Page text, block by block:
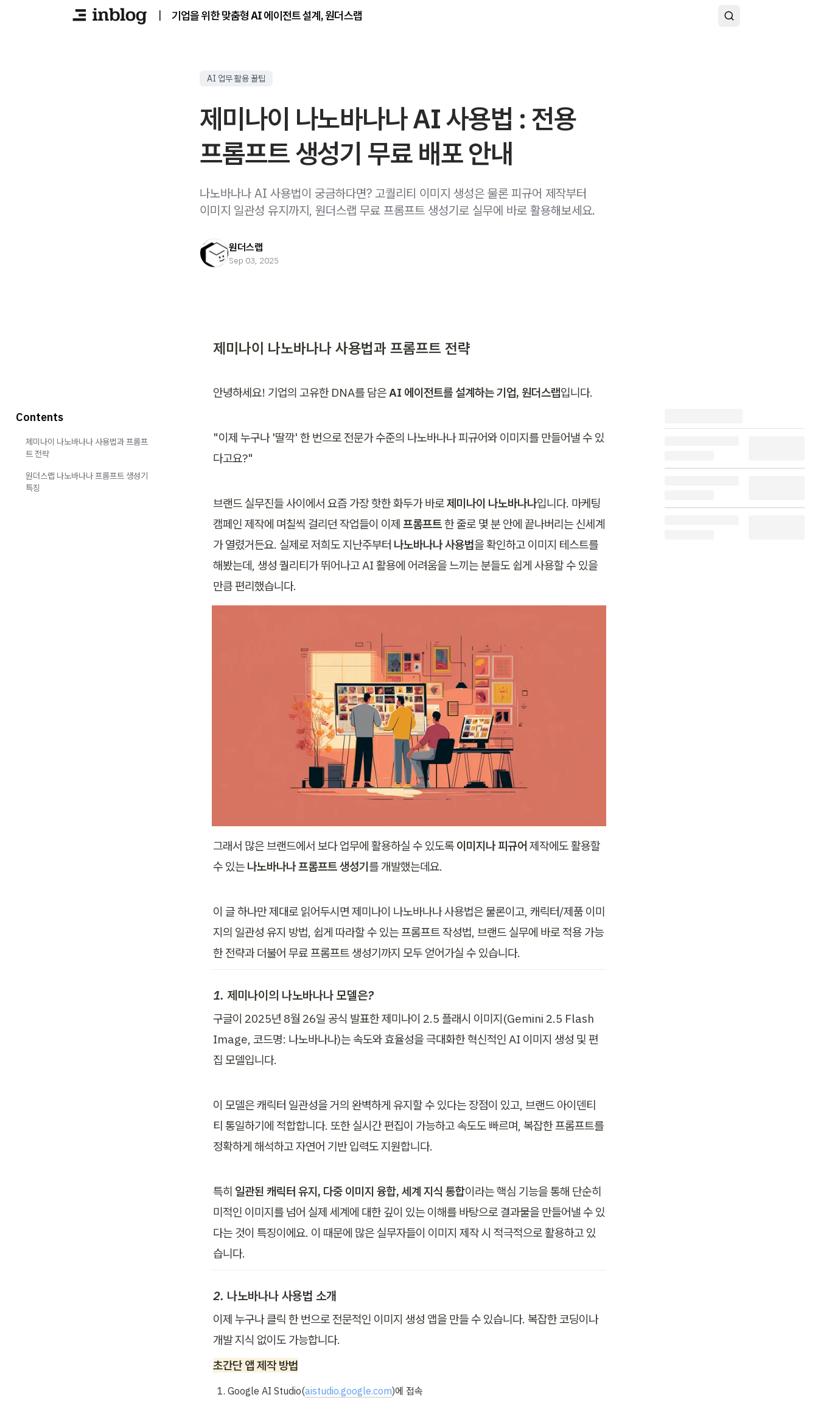
| 기업을 위한 맞춤형 AI 에이전트 설계, 원더스랩
AI 업무 활용 꿀팁
제미나이 나노바나나 AI 사용법 : 전용
프롬프트 생성기 무료 배포 안내
나노바나나 AI 사용법이 궁금하다면? 고퀄리티 이미지 생성은 물론 피규어 제작부터
이미지 일관성 유지까지, 원더스랩 무료 프롬프트 생성기로 실무에 바로 활용해보세요.
원더스랩
Sep 03, 2025
제미나이 나노바나나 사용법과 프롬프트 전략
안녕하세요! 기업의 고유한 DNA를 담은 AI 에이전트를 설계하는 기업, 원더스랩입니다.
"이제 누구나 '딸깍' 한 번으로 전문가 수준의 나노바나나 피규어와 이미지를 만들어낼 수 있
다고요?"
브랜드 실무진들 사이에서 요즘 가장 핫한 화두가 바로 제미나이 나노바나나입니다. 마케팅
캠페인 제작에 며칠씩 걸리던 작업들이 이제 프롬프트 한 줄로 몇 분 안에 끝나버리는 신세계
가 열렸거든요. 실제로 저희도 지난주부터 나노바나나 사용법을 확인하고 이미지 테스트를
해봤는데, 생성 퀄리티가 뛰어나고 AI 활용에 어려움을 느끼는 분들도 쉽게 사용할 수 있을
만큼 편리했습니다.
그래서 많은 브랜드에서 보다 업무에 활용하실 수 있도록 이미지나 피규어 제작에도 활용할
수 있는 나노바나나 프롬프트 생성기를 개발했는데요.
이 글 하나만 제대로 읽어두시면 제미나이 나노바나나 사용법은 물론이고, 캐릭터/제품 이미
지의 일관성 유지 방법, 쉽게 따라할 수 있는 프롬프트 작성법, 브랜드 실무에 바로 적용 가능
한 전략과 더불어 무료 프롬프트 생성기까지 모두 얻어가실 수 있습니다.
1. 제미나이의 나노바나나 모델은?
구글이 2025년 8월 26일 공식 발표한 제미나이 2.5 플래시 이미지(Gemini 2.5 Flash
Image, 코드명: 나노바나나)는 속도와 효율성을 극대화한 혁신적인 AI 이미지 생성 및 편
집 모델입니다.
이 모델은 캐릭터 일관성을 거의 완벽하게 유지할 수 있다는 장점이 있고, 브랜드 아이덴티
티 통일하기에 적합합니다. 또한 실시간 편집이 가능하고 속도도 빠르며, 복잡한 프롬프트를
정확하게 해석하고 자연어 기반 입력도 지원합니다.
특히 일관된 캐릭터 유지, 다중 이미지 융합, 세계 지식 통합이라는 핵심 기능을 통해 단순히
미적인 이미지를 넘어 실제 세계에 대한 깊이 있는 이해를 바탕으로 결과물을 만들어낼 수 있
다는 것이 특징이에요. 이 때문에 많은 실무자들이 이미지 제작 시 적극적으로 활용하고 있
습니다.
2. 나노바나나 사용법 소개
이제 누구나 클릭 한 번으로 전문적인 이미지 생성 앱을 만들 수 있습니다. 복잡한 코딩이나
개발 지식 없이도 가능합니다.
초간단 앱 제작 방법
Google AI Studio(aistudio.google.com)에 접속
Contents
제미나이 나노바나나 사용법과 프롬프
트 전략
원더스랩 나노바나나 프롬프트 생성기
특징